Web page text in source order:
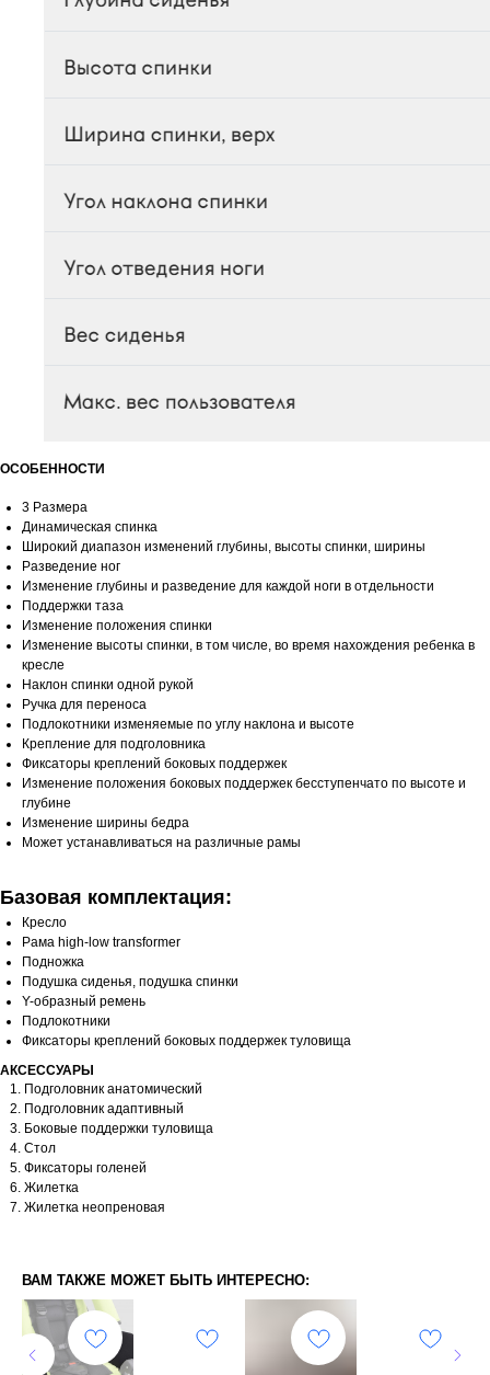
ОСОБЕННОСТИ
3 Размера
Динамическая спинка
Широкий диапазон изменений глубины, высоты спинки, ширины
Разведение ног
Изменение глубины и разведение для каждой ноги в отдельности
Поддержки таза
Изменение положения спинки
Изменение высоты спинки, в том числе, во время нахождения ребенка в
кресле
Наклон спинки одной рукой
Ручка для переноса
Подлокотники изменяемые по углу наклона и высоте
Крепление для подголовника
Фиксаторы креплений боковых поддержек
Изменение положения боковых поддержек бесступенчато по высоте и
глубине
Изменение ширины бедра
Может устанавливаться на различные рамы
Базовая комплектация:
Кресло
Рама high-low transformer
Подножка
Подушка сиденья, подушка спинки
Y-образный ремень
Подлокотники
Фиксаторы креплений боковых поддержек туловища
АКСЕССУАРЫ
Подголовник анатомический
Подголовник адаптивный
Боковые поддержки туловища
Стол
Фиксаторы голеней
Жилетка
Жилетка неопреновая
ВАМ ТАКЖЕ МОЖЕТ БЫТЬ ИНТЕРЕСНО: